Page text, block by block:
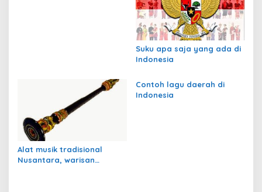
Suku apa saja yang ada di
Indonesia
Alat musik tradisional
Nusantara, warisan
Contoh lagu daerah di
Indonesia